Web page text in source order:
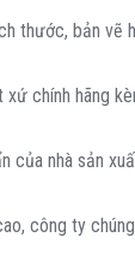
thước, bản vẽ
chính hãng
của nhà sản
công ty